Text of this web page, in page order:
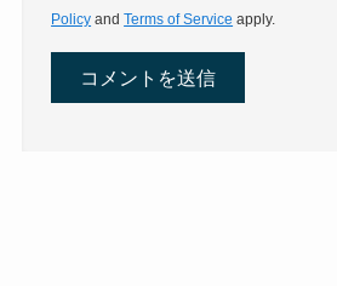
Policy andTerms of Service apply.